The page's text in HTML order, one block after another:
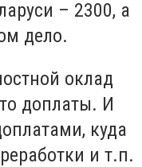
– 2300, а
дело.
оклад
доплаты. И
куда
и т.п.